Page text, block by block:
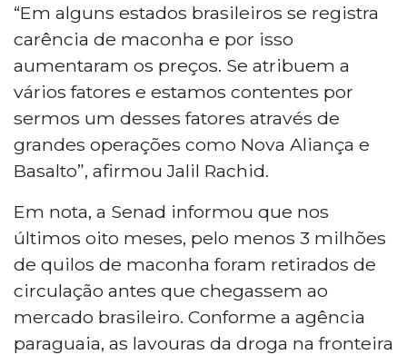
“Em alguns estados brasileiros se registra
carência de maconha e por isso
aumentaram os preços. Se atribuem a
vários fatores e estamos contentes por
sermos um desses fatores através de
grandes operações como Nova Aliança e
Basalto”, afirmou Jalil Rachid.
Em nota, a Senad informou que nos
últimos oito meses, pelo menos 3 milhões
de quilos de maconha foram retirados de
circulação antes que chegassem ao
mercado brasileiro. Conforme a agência
paraguaia, as lavouras da droga na fronteira